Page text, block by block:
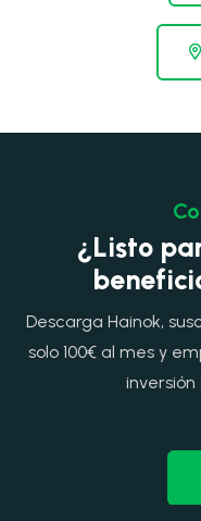
¿Listo
Descarga Hainok,
solo 100€ al mes y